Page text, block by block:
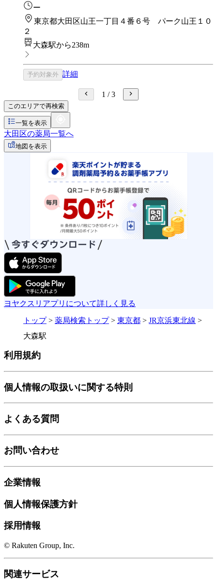
ー
東京都大田区山王一丁目４番６号 パーク山王１０
２
大森駅から238m
予約対象外 詳細
1 /3
このエリアで再検索
一覧を表示
大田区の薬局一覧へ
地図を表示
ヨヤクスリアプリについて詳しく見る
トップ> 薬局検索トップ> 東京都 > JR京浜東北線 >
大森駅
利用規約
個人情報の取扱いに関する特則
よくある質問
お問い合わせ
企業情報
個人情報保護方針
採用情報
© Rakuten Group, Inc.
関連サービス